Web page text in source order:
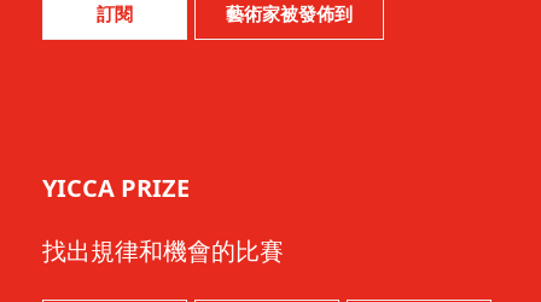
訂閱 藝術家被發佈到
YICCA PRIZE
找出規律和機會的比賽